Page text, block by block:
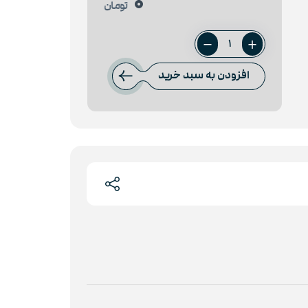
تومان
میلگرد
12
آیین
افزودن به سبد خرید